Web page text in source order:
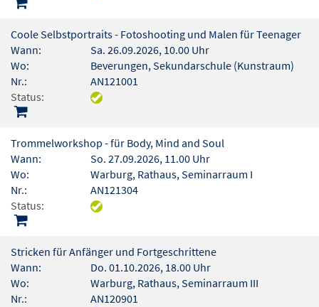
Coole Selbstportraits - Fotoshooting und Malen für Teenager
Wann:
Sa. 26.09.2026, 10.00 Uhr
Wo:
Beverungen, Sekundarschule (Kunstraum)
Nr.:
AN121001
Status:
Trommelworkshop - für Body, Mind and Soul
Wann:
So. 27.09.2026, 11.00 Uhr
Wo:
Warburg, Rathaus, Seminarraum I
Nr.:
AN121304
Status:
Stricken für Anfänger und Fortgeschrittene
Wann:
Do. 01.10.2026, 18.00 Uhr
Wo:
Warburg, Rathaus, Seminarraum III
Nr.:
AN120901